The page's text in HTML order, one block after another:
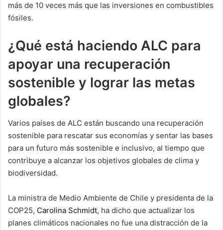
más de 10 veces más que las inversiones en combustibles
fósiles.
¿Qué está haciendo ALC para
apoyar una recuperación
sostenible y lograr las metas
globales?
Varios países de ALC están buscando una recuperación
sostenible para rescatar sus economías y sentar las bases
para un futuro más sostenible e inclusivo, al tiempo que
contribuye a alcanzar los objetivos globales de clima y
biodiversidad.
La ministra de Medio Ambiente de Chile y presidenta de la
COP25, Carolina Schmidt, ha dicho que actualizar los
planes climáticos nacionales no fue una distracción de la